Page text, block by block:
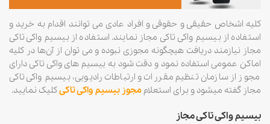
کلیه اشخاص حقیقی و حقوقی و افراد عادی می توانند اقدام به خرید و
استفاده از بیسیم واکی تاکی مجاز نمایند. استفاده از بیسیم واکی تاکی
مجاز نیازمند دریافت هیچگونه مجوزی نبوده و می توان از آن‌ها در کلیه
اماکن عمومی استفاده نمود و دقت شود به بیسیم های واکی تاکی دارای
مجوز از سازمان تنظیم مقررات و ارتباطات رادیویی، بیسیم واکی تاکی
مجاز گفته میشود و برای استعلام مجوز بیسیم واکی تاکیکلیک نمایید.
بیسیم واکی تاکی مجاز